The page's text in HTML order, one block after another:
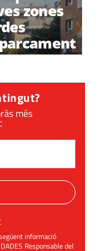
verda
zones
Cugat
més
informació
Responsable del